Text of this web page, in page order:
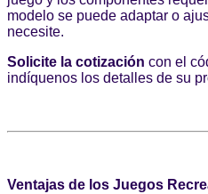
modelo se puede adaptar o
necesite.
Solicite la cotización con el
indíquenos los detalles de su
Ventajas de los Juegos